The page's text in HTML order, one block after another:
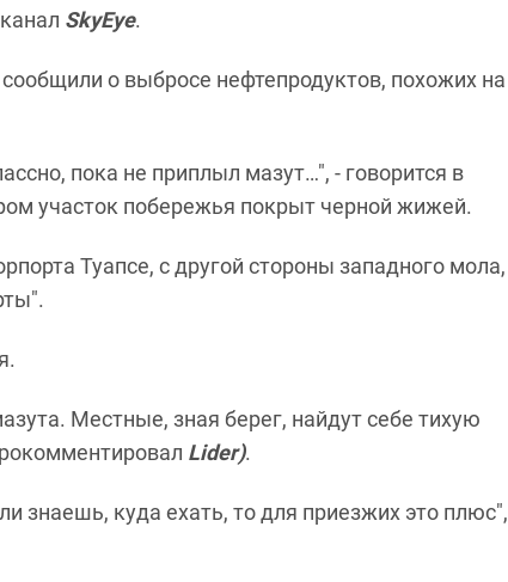
SkyEye.
о выбросе нефтепродуктов, похожих на
пока не приплыл мазут…", - говорится в
участок побережья покрыт черной жижей.
Туапсе, с другой стороны западного мола,
Местные, зная берег, найдут себе тихую
Lider).
знаешь, куда ехать, то для приезжих это плюс",